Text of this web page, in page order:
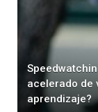
acelerado de
aprendizaje?